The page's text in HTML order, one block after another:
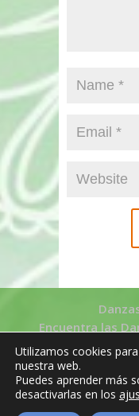
Encuentra las
Enlaces
Política de
Utilizamos cookies
nuestra web.
Puedes aprender más
desactivarlas en los